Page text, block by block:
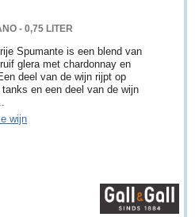
- 0,75 LITER
Spumante is een blend van
glera met chardonnay en
deel van de wijn rijpt op
en een deel van de wijn
wijn